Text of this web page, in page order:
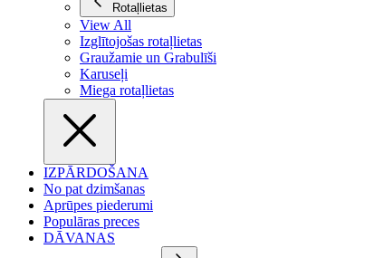
Rotaļlietas
View All
Izglītojošas rotaļlietas
Graužamie un Grabulīši
Karuseļi
Miega rotaļlietas
IZPĀRDOŠANA
No pat dzimšanas
Aprūpes piederumi
Populāras preces
DĀVANAS